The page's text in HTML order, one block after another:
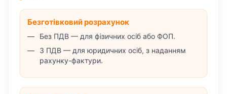
Безготівковий розрахунок
Без ПДВ — для фізичних осіб або ФОП.
З ПДВ — для юридичних осіб, з наданням
рахунку-фактури.